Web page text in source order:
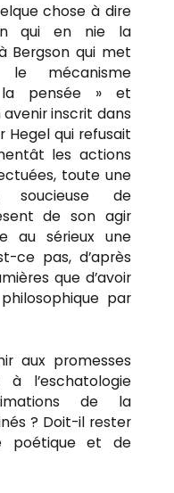
chose à dire
qui en nie la
Bergson qui met
mécanisme
la pensée » et
avenir inscrit dans
Hegel qui refusait
les actions
toute une
soucieuse de
de son agir
au sérieux une
ce pas, d’après
que d’avoir
par
aux promesses
l’eschatologie
de la
? Doit-il rester
poétique et de